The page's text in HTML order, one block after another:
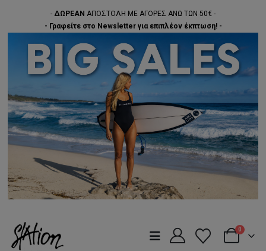
- ΔΩΡΕΑΝ ΑΠΟΣΤΟΛΗ ΜΕ ΑΓΟΡΕΣ ΑΝΩ ΤΩΝ 50€ -
- Γραφείτε στο Newsletter για επιπλέον έκπτωση! -
0